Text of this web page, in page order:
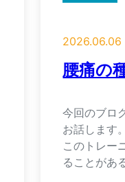
2026.06.06
腰痛の
今回のブロ
お話します
このトレー
ることがあ